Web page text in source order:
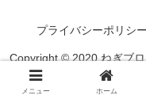
プライバシーポリシー
Copyright © 2020 ねぎブ
メニュー ホーム